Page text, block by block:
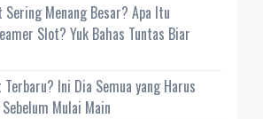
Menang Besar? Apa Itu
Slot? Yuk Bahas Tuntas Biar
Terbaru? Ini Dia Semua yang Harus
Mulai Main